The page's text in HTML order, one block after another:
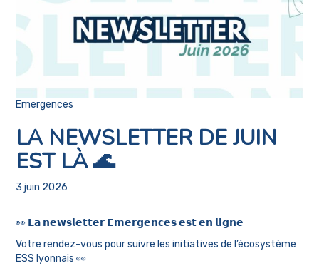
Emergences
LA NEWSLETTER DE JUIN
EST LÀ 🌊
3 juin 2026
👀 𝗟𝗮 𝗻𝗲𝘄𝘀𝗹𝗲𝘁𝘁𝗲𝗿 𝗘𝗺𝗲𝗿𝗴𝗲𝗻𝗰𝗲𝘀 𝗲𝘀𝘁 𝗲𝗻 𝗹𝗶𝗴𝗻𝗲
Votre rendez-vous pour suivre les initiatives de l’écosystème
ESS lyonnais 👀